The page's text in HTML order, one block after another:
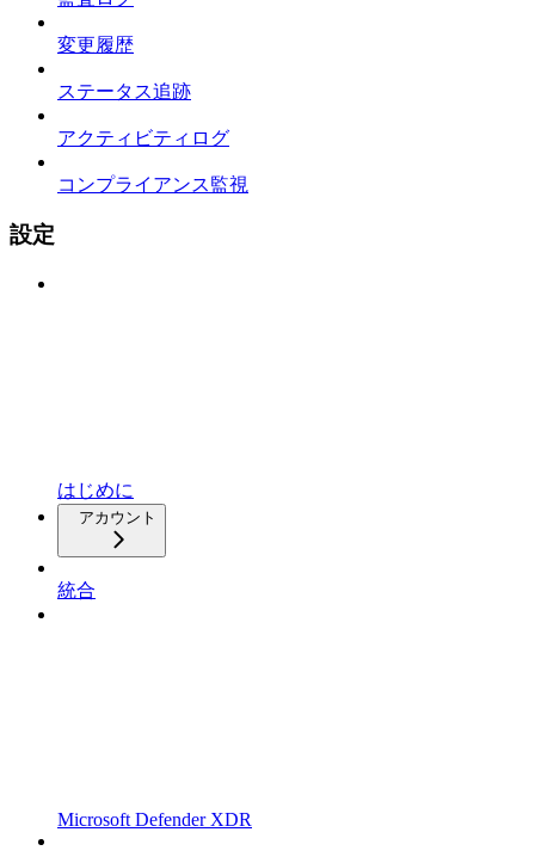
変更履歴
ステータス追跡
アクティビティログ
コンプライアンス監視
設定
はじめに
アカウント
統合
Microsoft Defender XDR